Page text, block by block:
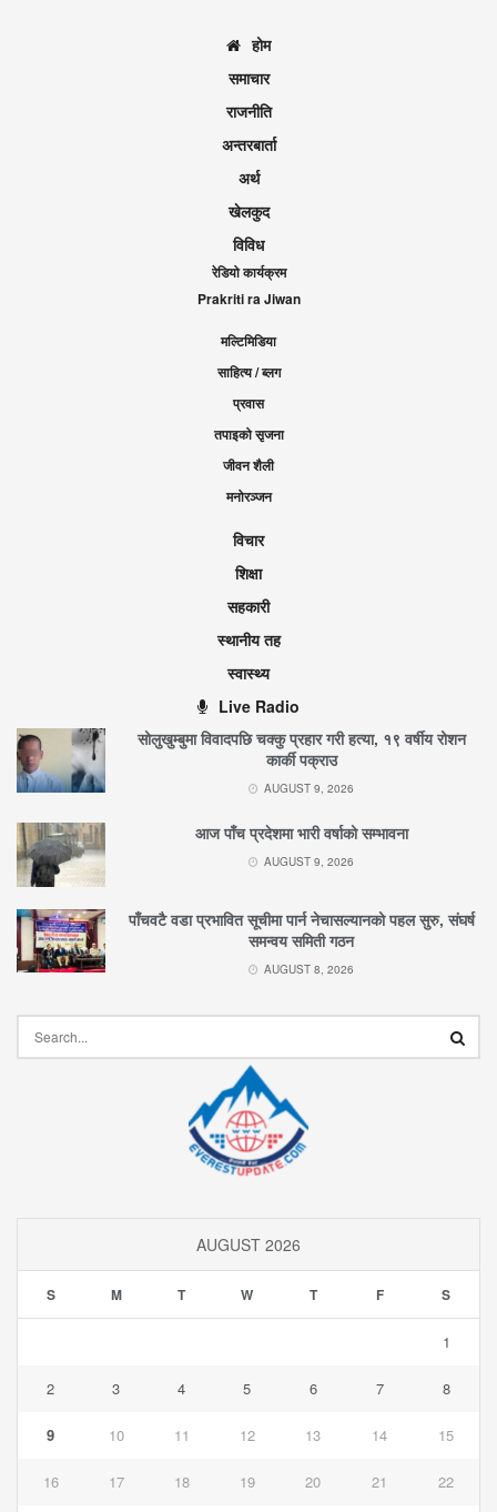
होम
समाचार
राजनीति
अन्तरबार्ता
अर्थ
खेलकुद
विविध
रेडियो कार्यक्रम
Prakriti ra Jiwan
मल्टिमिडिया
साहित्य / ब्लग
प्रवास
तपाइको सृजना
जीवन शैली
मनोरञ्जन
विचार
शिक्षा
सहकारी
स्थानीय तह
स्वास्थ्य
Live Radio
सोलुखुम्बुमा विवादपछि चक्कु प्रहार गरी हत्या, १९ वर्षीय रोशन
कार्की पक्राउ
AUGUST 9, 2026
आज पाँच प्रदेशमा भारी वर्षाको सम्भावना
AUGUST 9, 2026
पाँचवटै वडा प्रभावित सूचीमा पार्न नेचासल्यानको पहल सुरु, संघर्ष
समन्वय समिती गठन
AUGUST 8, 2026
AUGUST 2026
S M T W T F S
1
2 3 4 5 6 7 8
9 10 11 12 13 14 15
16 17 18 19 20 21 22